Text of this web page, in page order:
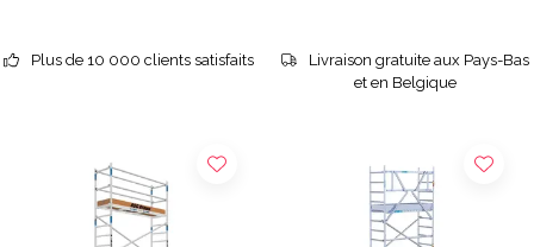
Plus de 10 000 clients satisfaits
Livraison gratuite aux Pays-Bas
et en Belgique